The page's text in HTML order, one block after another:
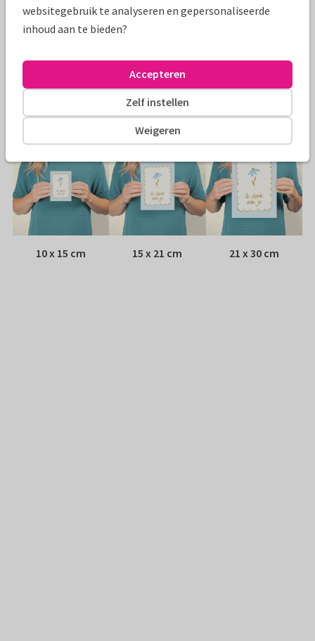
Papiersoort: Kies uit 6 luxe papiersoorten
Adres: Achterop de kaart
Formaten
10 x 15 cm 15 x 21 cm 21 x 30 cm
websitegebruik te analyseren en gepersonaliseerde
inhoud aan te bieden?
Weigeren
Zelf instellen
Accepteren